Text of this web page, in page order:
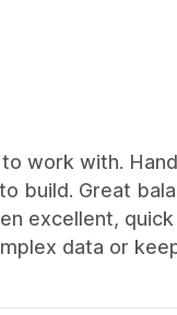
work with.
build. Great
excellent,
data or